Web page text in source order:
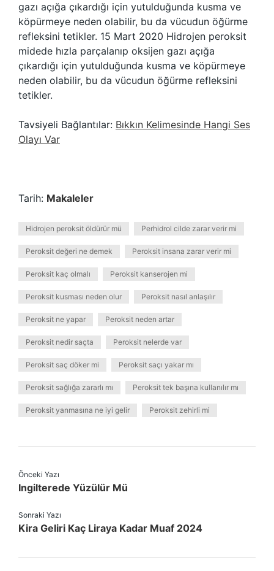
gazı açığa çıkardığı için yutulduğunda kusma ve
köpürmeye neden olabilir, bu da vücudun öğürme
refleksini tetikler. 15 Mart 2020 Hidrojen peroksit
midede hızla parçalanıp oksijen gazı açığa
çıkardığı için yutulduğunda kusma ve köpürmeye
neden olabilir, bu da vücudun öğürme refleksini
tetikler.
Tavsiyeli Bağlantılar: Bıkkın Kelimesinde Hangi Ses
Olayı Var
Tarih: Makaleler
Hidrojen peroksit öldürür mü Perhidrol cilde zarar verir mi
Peroksit değeri ne demek Peroksit insana zarar verir mi
Peroksit kaç olmalı Peroksit kanserojen mi
Peroksit kusması neden olur Peroksit nasıl anlaşılır
Peroksit ne yapar Peroksit neden artar
Peroksit nedir saçta Peroksit nelerde var
Peroksit saç döker mi Peroksit saçı yakar mı
Peroksit sağlığa zararlı mı Peroksit tek başına kullanılır mı
Peroksit yanmasına ne iyi gelir Peroksit zehirli mi
Önceki Yazı
Ingilterede Yüzülür Mü
Sonraki Yazı
Kira Geliri Kaç Liraya Kadar Muaf 2024